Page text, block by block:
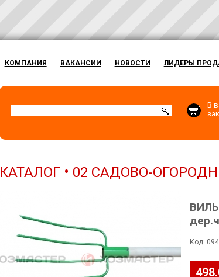
КОМПАНИЯ ВАКАНСИИ НОВОСТИ ЛИДЕРЫ
В
КАТАЛОГ• 02 САДОВО-
Код: